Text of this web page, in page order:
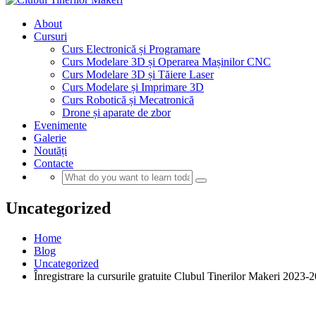
About
Cursuri
Curs Electronică și Programare
Curs Modelare 3D și Operarea Mașinilor CNC
Curs Modelare 3D și Tăiere Laser
Curs Modelare și Imprimare 3D
Curs Robotică și Mecatronică
Drone și aparate de zbor
Evenimente
Galerie
Noutăți
Contacte
Uncategorized
Home
Blog
Uncategorized
Înregistrare la cursurile gratuite Clubul Tinerilor Makeri 2023-